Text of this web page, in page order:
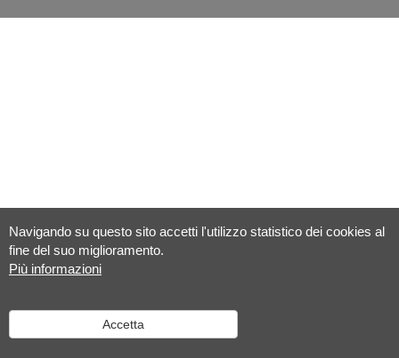
Navigando su questo sito accetti l'utilizzo statistico dei cookies al
fine del suo miglioramento.
Più informazioni
Accetta